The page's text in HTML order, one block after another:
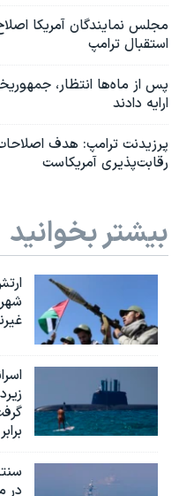
مجلس نمایندگان آمریکا
استقبال ترامپ
پس از ماه‌ها انتظار،
ارایه دادند
پرزیدنت ترامپ: هدف اصلاحات
رقابت‌پذیری آمریکاست
بیشتر بخوانید
در